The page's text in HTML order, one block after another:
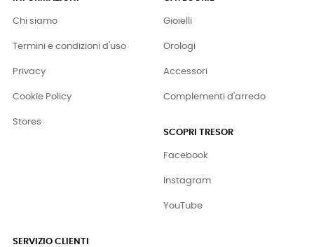
Chi siamo
Termini e condizioni d'uso
Privacy
Cookie Policy
Stores
Gioielli
Orologi
Accessori
Complementi d'arredo
SCOPRI TRESOR
Facebook
Instagram
YouTube
SERVIZIO CLIENTI